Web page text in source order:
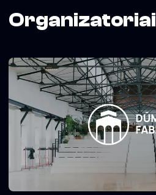
Organizatoriai